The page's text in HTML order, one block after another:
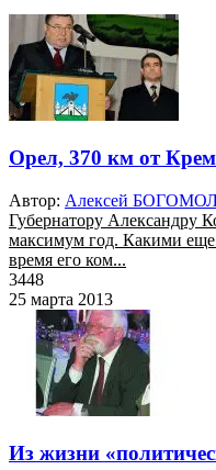
Орел, 370 км от
Автор: Алексей
Губернатору Александру
максимум год. Какими еще
время его ком...
3448
25 марта 2013
Из жизни